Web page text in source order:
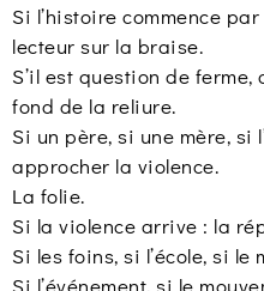
Si l’histoire commence
lecteur sur la braise.
S’il est question de ferme,
fond de la reliure.
Si un père, si une mère, si
approcher la violence.
La folie.
Si la violence arrive : la
Si les foins, si l’école, si
Si l’événement, si le